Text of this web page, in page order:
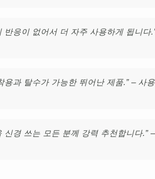
반응이 없어서 더 자주 사용하게 됩니다
용과 탈수가 가능한 뛰어난 제품.” – 사
신경 쓰는 모든 분께 강력 추천합니다.”